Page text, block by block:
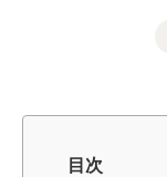
目次